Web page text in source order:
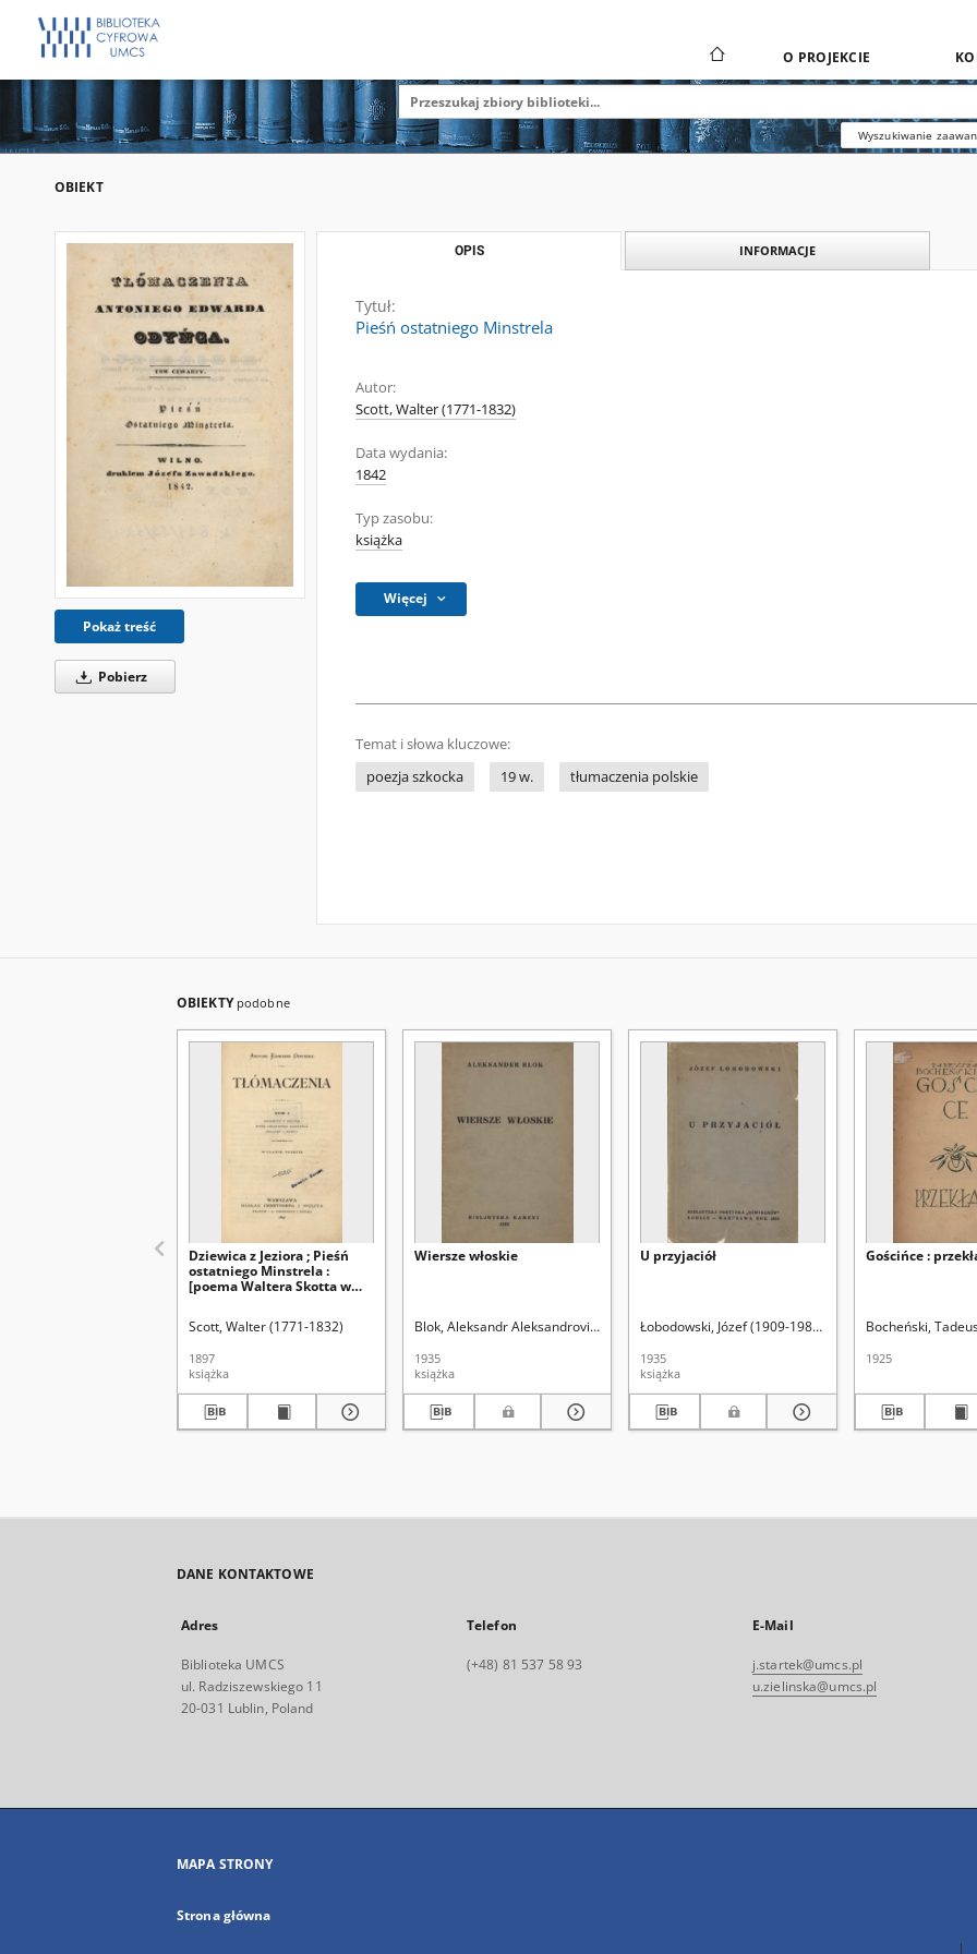
O PROJEKCIE
Wyszukiwanie
OBIEKT
Pokaż treść
Pobierz
OPIS INFORMACJE
Tytuł:
Pieśń ostatniego Minstrela
Autor:
Scott, Walter (1771-1832)
Data wydania:
1842
Typ zasobu:
książka
Więcej
Temat i słowa kluczowe:
poezja szkocka
19 w. tłumaczenia polskie
OBIEKTY podobne
Dziewica z Jeziora ; Pieśń
ostatniego Minstrela :
[poema Waltera Skotta w
Scott, Walter (1771-1832)
1897
książka
Wiersze włoskie
Blok, Aleksandr Aleksandrovič (1880-1921) Jaworski, Kazimierz Andrzej (1897-1973). Tł.
1935
książka
U przyjaciół
Łobodowski, Józef (1909-1988). Tł.
1935
książka
Gościńce :
Bocheński,
1925
DANE KONTAKTOWE
Adres
Biblioteka UMCS
ul. Radziszewskiego 11
20-031 Lublin, Poland
Telefon
(+48) 81 537 58 93
E-Mail
j.startek@umcs.pl
u.zielinska@umcs.pl
MAPA STRONY
Strona główna